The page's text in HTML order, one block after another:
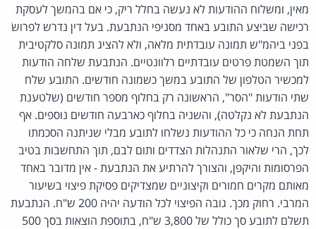
מאין, ומשלוח ההודעות לא נעשה בחלל ריק, כי אם בהמשך לעסקת
רכישה שביצע התובע באחד מסניפי הנתבעת. בעל דין נדרש לפרושׂ
בפני ביהמ"ש תמונה עובדתית מלאה, ולא להציג תמונה סלקטיבית
תוך השמטת פרטים עובדתיים רלוונטיים. הנתבעת שלחה הודעות
למכשיר הטלפון של התובע במשך כשמונה חודשים. התובע שלח
שתי הודעות "הסר", הראשונה רק בחלוף מספר חודשים (שלטענת
הנתבעת לא נקלטה), והשניה בחלוף כארבעה חודשים נוספים. אף
תחת הנחה כי כל ההודעות נשלחו לתובע מבלי שניתנה הסכמתו
לכך, הרי שלאור התנהלות הצדדים ותום לבם, תוך התחשבות בטיב
הפרסומות והיקפן, והצורך להרתיע את הנתבעת - אין מדובר באחד
מאותם מקרים חמורים וקיצוניים שמצדיקים פסיקת פיצוי בשיעור
המרבי. רחוק מכך. גובה הפיצוי לכל הודעה יהיה 200 ש"ח. הנתבעת
תשלם לתובע סך כולל של 3,800 ש"ח, בתוספת הוצאות בסך 500